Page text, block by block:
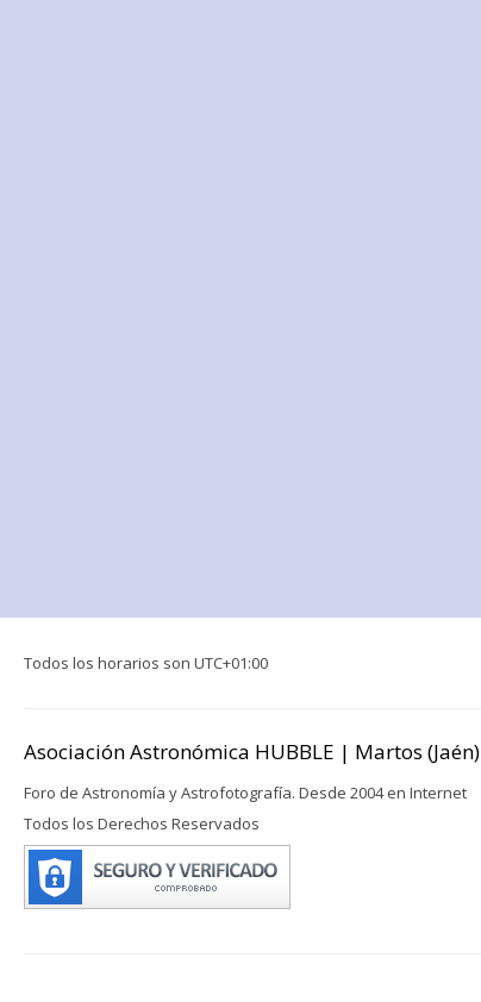
Todos los horarios son UTC+01:00
Asociación Astronómica HUBBLE | Martos (Jaén)
Foro de Astronomía y Astrofotografía. Desde 2004 en Internet
Todos los Derechos Reservados